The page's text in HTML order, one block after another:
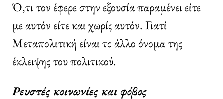
Ό,τι τον έφερε στην εξουσία παραμένει είτε
με αυτόν είτε και χωρίς αυτόν. Γιατί
Μεταπολιτική είναι το άλλο όνομα της
έκλειψης του πολιτικού.
Ρευστές κοινωνίες και φόβος